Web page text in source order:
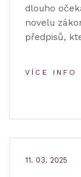
dlouho
novelu
předpisů,
VÍCE INFO
11. 03. 2025